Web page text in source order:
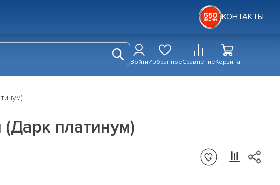
КОНТАКТЫ
ВойтиИзбранноеСравнениеКорзина
(Дарк платинум)